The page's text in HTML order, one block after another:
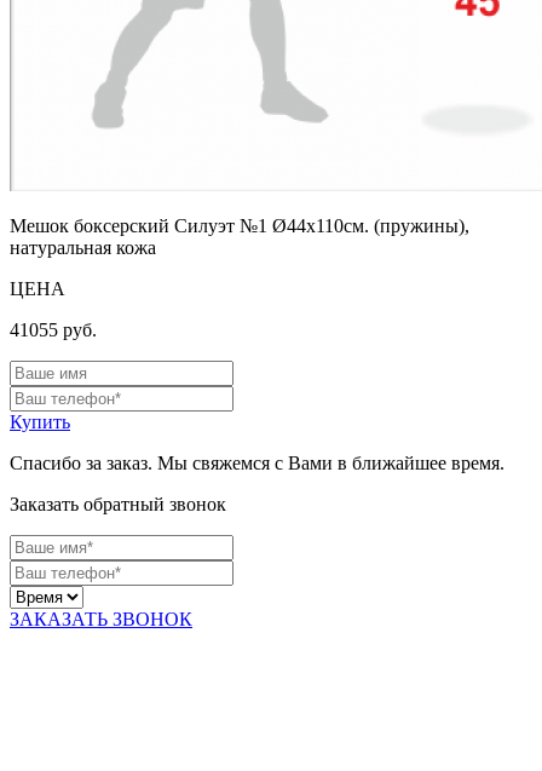
Мешок боксерский Силуэт №1 Ø44х110см. (пружины),
натуральная кожа
ЦЕНА
41055 руб.
Купить
Спасибо за заказ. Мы свяжемся с Вами в ближайшее время.
Заказать обратный звонок
ЗАКАЗАТЬ ЗВОНОК